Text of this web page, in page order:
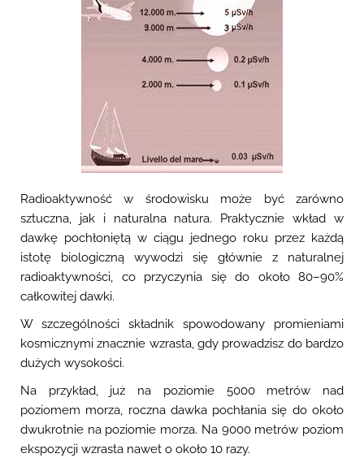
Radioaktywność w środowisku może być zarówno
sztuczna, jak i naturalna natura. Praktycznie wkład w
dawkę pochłoniętą w ciągu jednego roku przez każdą
istotę biologiczną wywodzi się głównie z naturalnej
radioaktywności, co przyczynia się do około 80–90%
całkowitej dawki.
W szczególności składnik spowodowany promieniami
kosmicznymi znacznie wzrasta, gdy prowadzisz do bardzo
dużych wysokości.
Na przykład, już na poziomie 5000 metrów nad
poziomem morza, roczna dawka pochłania się do około
dwukrotnie na poziomie morza. Na 9000 metrów poziom
ekspozycji wzrasta nawet o około 10 razy.